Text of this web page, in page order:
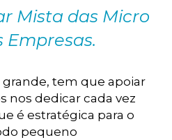
Mista das Micro
Empresas.
grande, tem que apoiar
nos dedicar cada vez
é estratégica para o
pequeno